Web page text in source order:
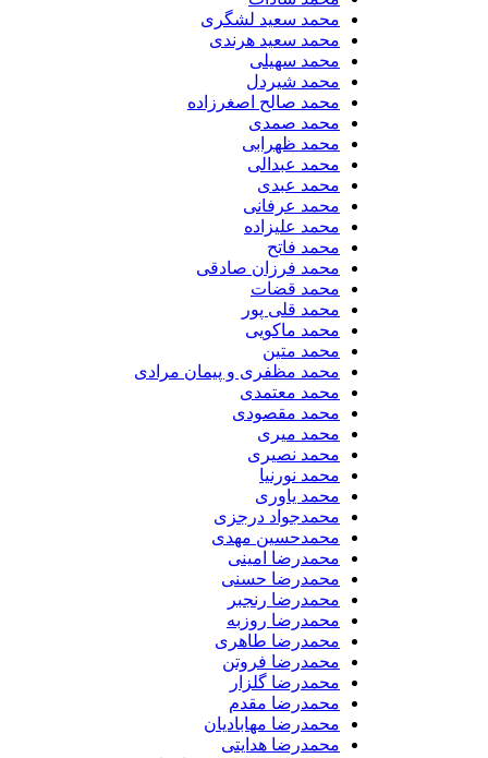
محمد سعید لشگری
محمد سعید هرندی
محمد سهیلی
​محمد شیردل
محمد صالح اصغرزاده
محمد صمدی
محمد ظهرابی
محمد عبدالی
محمد عبدی
محمد عرفانی
محمد علیزاده
محمد فاتح
محمد فرزان صادقی
محمد قضات
محمد قلی پور
محمد ماکویی
محمد متین
محمد مظفری و پیمان مرادی
محمد معتمدی
محمد مقصودی
محمد میری
محمد نصیری
محمد نورنیا
محمد یاوری
محمدجواد درجزی
محمدحسین مهدی
محمدرضا امینی
محمدرضا حسنی
محمدرضا رنجبر
محمدرضا روزبه
محمدرضا طاهری
محمدرضا فروتن
محمدرضا گلزار
محمدرضا مقدم
محمدرضا مهابادیان
محمدرضا هدایتی